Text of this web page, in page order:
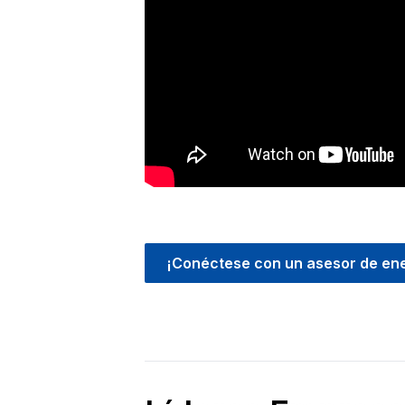
¡Conéctese con un asesor de